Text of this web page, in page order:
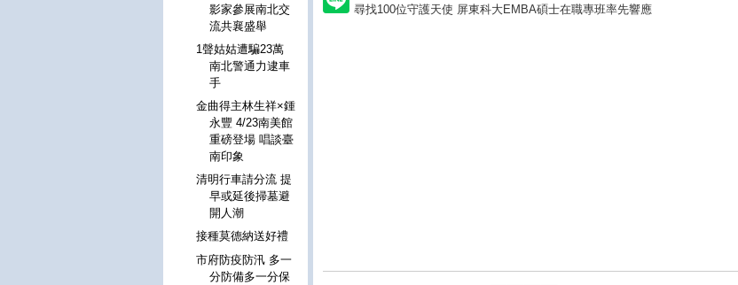
尋找100位守護天使 屏東科大EMBA碩士在職專班率先響應
影家參展南北交
流共襄盛舉
1聲姑姑遭騙23萬
南北警通力逮車
手
金曲得主林生祥×鍾
永豐 4/23南美館
重磅登場 唱談臺
南印象
清明行車請分流 提
早或延後掃墓避
開人潮
接種莫德納送好禮
市府防疫防汛 多一
分防備多一分保